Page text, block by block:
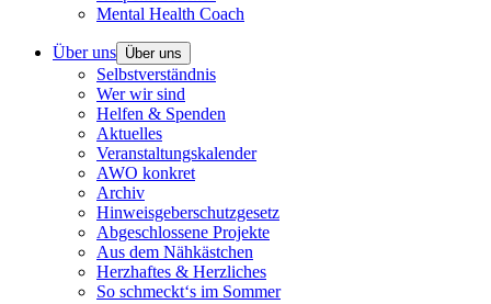
Mental Health Coach
Über uns Über uns
Selbstverständnis
Wer wir sind
Helfen & Spenden
Aktuelles
Veranstaltungskalender
AWO konkret
Archiv
Hinweisgeberschutzgesetz
Abgeschlossene Projekte
Aus dem Nähkästchen
Herzhaftes & Herzliches
So schmeckt‘s im Sommer